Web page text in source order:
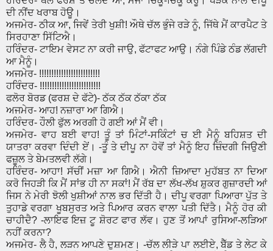
ਦੀ ਨੀਂਦ ਖਰਾਬ ਹੋਊ।
ਅਜਮੇਰ- ਠੀਕ ਆ, ਜਿਵੇਂ ਤੇਰੀ ਖੁਸ਼ੀ! ਔਥੇ ਚੱਲ ਭੁੰਜੇ ਰੜੇ ਨੂੰ, ਜਿੱਥੇ ਮੈਂ ਕਾਰਪੈਟ ਤੇ
ਸਿਰਹਾਣਾ ਸਿੱਟਿਐ।
ਹਰਿੰਦਰ- ਟਾਇਮ ਵੇਸਟ ਨਾ ਕਰੀ ਜਾਉ, ਫੱਟਾਫਟ ਆਉ। ਨੰਗੇ ਪਿੰਡੇ ਠੰਡ ਲੱਗਦੀ
ਆ ਮੈਨੂੰ।
ਅਜਮੇਰ- !!!!!!!!!!!!!!!!!!!!!!!!!
ਹਰਿੰਦਰ- !!!!!!!!!!!!!!!!!!!!!!!!!
ਫਲੋਰ ਬੋਰਡ (ਫਰਸ਼ ਦੇ ਫੱਟੇ)- ਠੱਕ ਠੱਕ ਠੱਕਾ ਠੱਕ
ਅਜਮੇਰ- ਆਹ! ਨਜ਼ਾਰਾ ਆ ਗਿਐ।
ਹਰਿੰਦਰ- ਹੌਲੀ ਫੁੱਲ ਅਰਗੀ ਹੋ ਗਈ ਆਂ ਮੈਂ ਵੀ।
ਅਜਮੇਰ- ਵਾਹ ਬਈ ਵਾਹ! ਤੂੰ ਤਾਂ ਮਿੰਟਾਂ-ਸਕਿੰਟਾਂ ਚ ਈ ਮੈਨੂੰ ਬਹਿਸ਼ਤ ਦੀ
ਯਾਤਰਾ ਕਰਵਾ ਦਿੰਦੀ ਏਂ। -ਤੂੰ ਤੇ ਦੀਪੂ ਨਾ ਹੋਵੋਂ ਤਾਂ ਮੈਨੂੰ ਇਹ ਜ਼ਿੰਦਗੀ ਜਿਉਣੀ
ਫਜ਼ੂਲ ਤੇ ਬੇਮਤਲਵੀ ਲੱਗੇ।
ਹਰਿੰਦਰ- ਆਹਾ! ਸੱਚੀਂ ਮਜ਼ਾ ਆ ਗਿਐ। ਐਨੀ ਜ਼ਿਆਦਾ ਮੁਹੱਬਤ ਨਾ ਦਿਆ
ਕਰੋ ਜਿਹੜੀ ਕਿ ਮੈਂ ਸਾਂਭ ਹੀ ਨਾ ਸਕਾਂ! ਮੈਂ ਰੱਬ ਦਾ ਲੱਖ-ਲੱਖ ਸ਼ੁਕਰ ਗੁਜ਼ਾਰਦੀ ਆਂ
ਜਿਸ ਨੇ ਮੇਰੀ ਝੋਲੀ ਖੁਸ਼ੀਆਂ ਨਾਲ ਭਰ ਦਿੱਤੀ ਹੈ। ਦੀਪੂ ਵਰਗਾ ਪਿਆਰਾ ਪੁੱਤ ਤੇ
ਤੁਹਾਡੇ ਵਰਗਾ ਖੂਬਸੁਰਤ ਅਤੇ ਪਿਆਰ ਕਰਨ ਵਾਲਾ ਪਤੀ ਦਿੱਤੈ। ਮੈਨੂੰ ਹੋਰ ਕੀ
ਚਾਹੀਦੈ? -ਲਾਇਫ ਇਜ਼ ਟੂ ਸ਼ੋਰਟ ਫਾਰ ਲੱਵ। ਹੁਣ ਤੋਂ ਆਪਾਂ ਰੁਸਿਆ-ਲੜਿਆ
ਨਹੀਂ ਕਰਨਾ?
ਅਜਮੇਰ- ਲੈ ਹੈ, ਲੜਨ ਆਪਣੇ ਦੁਸ਼ਮਣ। -ਚੱਲ ਲੀੜੇ ਪਾ ਲਈਏ, ਬੈੱਡ ਤੇ ਲੇਟ ਕੇ